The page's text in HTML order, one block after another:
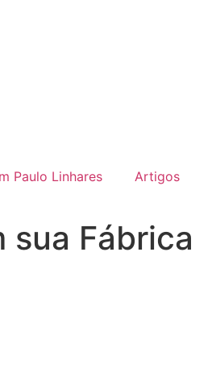
Paulo Linhares Artigos
sua Fábrica